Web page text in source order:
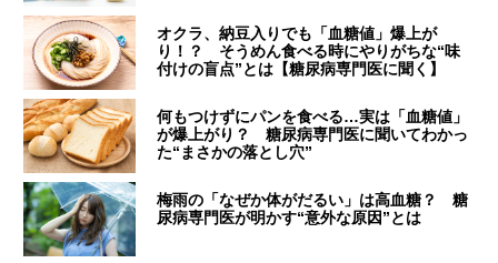
オクラ、納豆入りでも「血糖値」爆上が
り！？ そうめん食べる時にやりがちな“味
付けの盲点”とは【糖尿病専門医に聞く】
何もつけずにパンを食べる…実は「血糖値」
が爆上がり？ 糖尿病専門医に聞いてわかっ
た“まさかの落とし穴”
梅雨の「なぜか体がだるい」は高血糖？ 糖
尿病専門医が明かす“意外な原因”とは